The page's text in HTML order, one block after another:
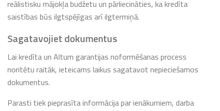
reālistisku mājokļa budžetu un pārliecināties, ka kredīta
saistības būs ilgtspējīgas arī ilgtermiņā.
Sagatavojiet dokumentus
Lai kredīta un Altum garantijas noformēšanas process
noritētu raitāk, ieteicams laikus sagatavot nepieciešamos
dokumentus.
Parasti tiek pieprasīta informācija par ienākumiem, darba